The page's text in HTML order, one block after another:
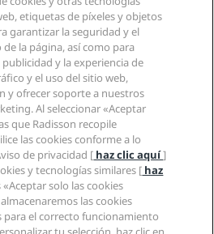
aperturas
Radisson Rewards
moderna
etiquetas de píxeles y objetos
garantizar la seguridad y el
la página, así como para
y la experiencia de
y el uso del sitio web,
y ofrecer soporte a nuestros
Al seleccionar «Aceptar
que Radisson recopile
las cookies conforme a lo
de privacidad [ haz clic aquí]
y tecnologías similares [ haz
«Aceptar solo las cookies
las cookies
para el correcto funcionamiento